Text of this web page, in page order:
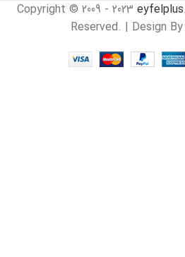
Copyright © 2009 - 2023
Reserved. | Design By